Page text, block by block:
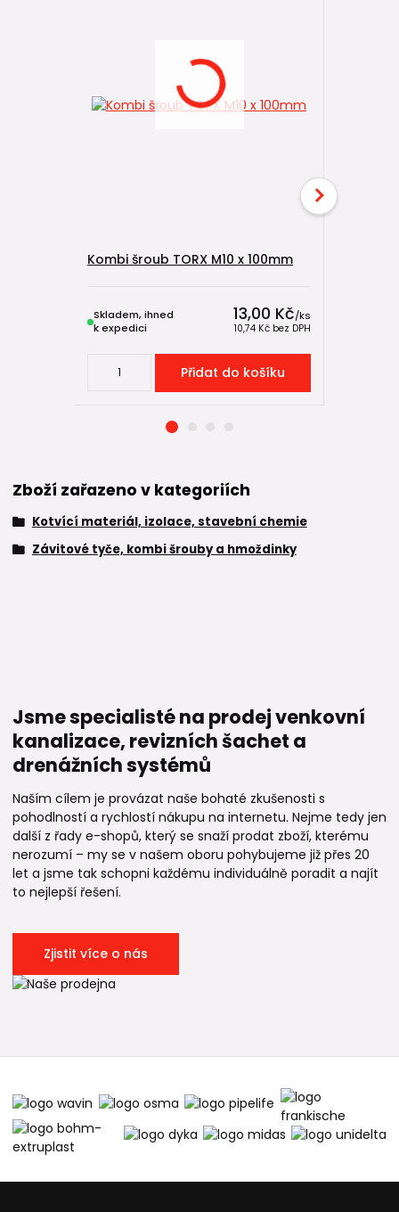
Kombi šroub TORX M10 x 100mm
13,00 Kč/ks
10,74 Kč bez DPH
Skladem, ihned
k expedici
Přidat do košíku
Zboží zařazeno v kategoriích
Kotvící materiál, izolace, stavební chemie
Závitové tyče, kombi šrouby a hmoždinky
Jsme specialisté na prodej venkovní
kanalizace, revizních šachet a
drenážních systémů
Naším cílem je provázat naše bohaté zkušenosti s
pohodlností a rychlostí nákupu na internetu. Nejme tedy jen
další z řady e-shopů, který se snaží prodat zboží, kterému
nerozumí – my se v našem oboru pohybujeme již přes 20
let a jsme tak schopni každému individuálně poradit a najít
to nejlepší řešení.
Zjistit více o nás